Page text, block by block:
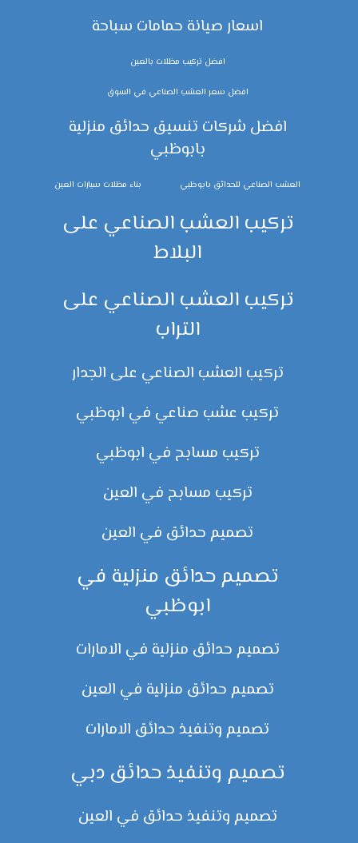
اسعار صيانة حمامات سباحة
افضل تركيب مظلات بالعين
افضل سعر العشب الصناعي في السوق
افضل شركات تنسيق حدائق منزلية
بابوظبي
العشب الصناعي للحدائق بابوظبي بناء مظلات سيارات العين
تركيب العشب الصناعي على
البلاط
تركيب العشب الصناعي على
التراب
تركيب العشب الصناعي على الجدار
تركيب عشب صناعي في ابوظبي
تركيب مسابح في ابوظبي
تركيب مسابح في العين
تصميم حدائق في العين
تصميم حدائق منزلية في
ابوظبي
تصميم حدائق منزلية في الامارات
تصميم حدائق منزلية في العين
تصميم وتنفيذ حدائق الامارات
تصميم وتنفيذ حدائق دبي
تصميم وتنفيذ حدائق في العين